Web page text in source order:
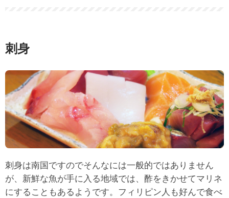
刺身
刺身は南国ですのでそんなには一般的ではありません
が、新鮮な魚が手に入る地域では、酢をきかせてマリネ
にすることもあるようです。フィリピン人も好んで食べ